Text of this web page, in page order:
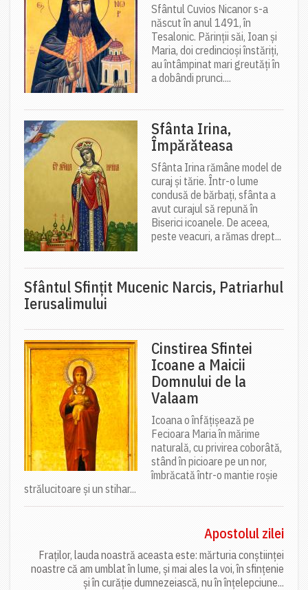
Sfântul Cuvios Nicanor s-a
născut în anul 1491, în
Tesalonic. Părinții săi, Ioan și
Maria, doi credincioși înstăriți,
au întâmpinat mari greutăți în
a dobândi prunci....
Sfânta Irina,
Împărăteasa
Sfânta Irina rămâne model de
curaj și tărie. Într-o lume
condusă de bărbați, sfânta a
avut curajul să repună în
Biserici icoanele. De aceea,
peste veacuri, a rămas drept...
Sfântul Sfinţit Mucenic Narcis, Patriarhul
Ierusalimului
Cinstirea Sfintei
Icoane a Maicii
Domnului de la
Valaam
Icoana o înfățișează pe
Fecioara Maria în mărime
naturală, cu privirea coborâtă,
stând în picioare pe un nor,
îmbrăcată într-o mantie roșie
strălucitoare și un stihar...
Apostolul zilei
Fraților, lauda noastră aceasta este: mărturia conștiinței
noastre că am umblat în lume, și mai ales la voi, în sfințenie
și în curăție dumnezeiască, nu în înțelepciune...